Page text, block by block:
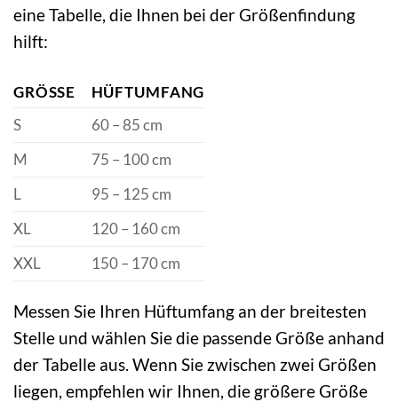
eine Tabelle, die Ihnen bei der Größenfindung
hilft:
GRÖSSE
HÜFTUMFANG
S
60 – 85 cm
M
75 – 100 cm
L
95 – 125 cm
XL
120 – 160 cm
XXL
150 – 170 cm
Messen Sie Ihren Hüftumfang an der breitesten
Stelle und wählen Sie die passende Größe anhand
der Tabelle aus. Wenn Sie zwischen zwei Größen
liegen, empfehlen wir Ihnen, die größere Größe